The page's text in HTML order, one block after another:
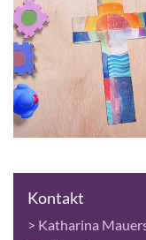
Kontakt
> Katharina